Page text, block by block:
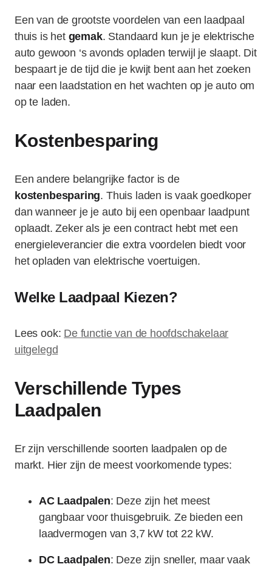
Een van de grootste voordelen van een laadpaal
thuis is het gemak. Standaard kun je je elektrische
auto gewoon ‘s avonds opladen terwijl je slaapt. Dit
bespaart je de tijd die je kwijt bent aan het zoeken
naar een laadstation en het wachten op je auto om
op te laden.
Kostenbesparing
Een andere belangrijke factor is de
kostenbesparing. Thuis laden is vaak goedkoper
dan wanneer je je auto bij een openbaar laadpunt
oplaadt. Zeker als je een contract hebt met een
energieleverancier die extra voordelen biedt voor
het opladen van elektrische voertuigen.
Welke Laadpaal Kiezen?
Lees ook: De functie van de hoofdschakelaar
uitgelegd
Verschillende Types
Laadpalen
Er zijn verschillende soorten laadpalen op de
markt. Hier zijn de meest voorkomende types:
AC Laadpalen: Deze zijn het meest
gangbaar voor thuisgebruik. Ze bieden een
laadvermogen van 3,7 kW tot 22 kW.
DC Laadpalen: Deze zijn sneller, maar vaak